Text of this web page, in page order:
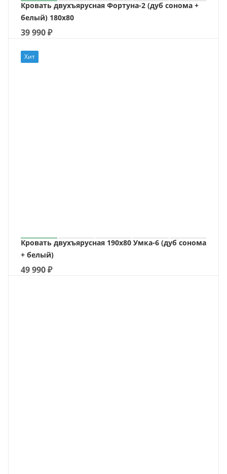
Кровать двухъярусная Фортуна-2 (дуб сонома +
белый) 180х80
39 990₽
Хит
Кровать двухъярусная 190х80 Умка-6 (дуб сонома
+ белый)
49 990₽